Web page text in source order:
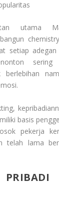
utama
setiap
sering
berlebihan
basis
pekerja
telah lama